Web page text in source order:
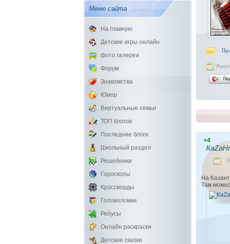
Меню сайта
На главную
Детские игры онлайн
фото галереи
Форум
Знакомства
Юмор
Виртуальные семьи
ТОП блогов
Последние блоги
Школьный раздел
Решебники
Гороскопы
Кроссворды
Головоломки
Ребусы
Онлайн раскраски
Детские сказки
+4
На
Там